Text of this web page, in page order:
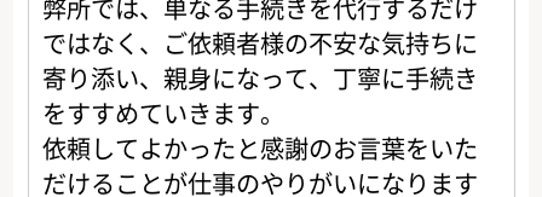
弊所では、単なる手続きを代行するだけ
ではなく、ご依頼者様の不安な気持ちに
寄り添い、親身になって、丁寧に手続き
をすすめていきます。
依頼してよかったと感謝のお言葉をいた
だけることが仕事のやりがいになります